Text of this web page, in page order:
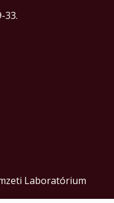
33.
Laboratórium